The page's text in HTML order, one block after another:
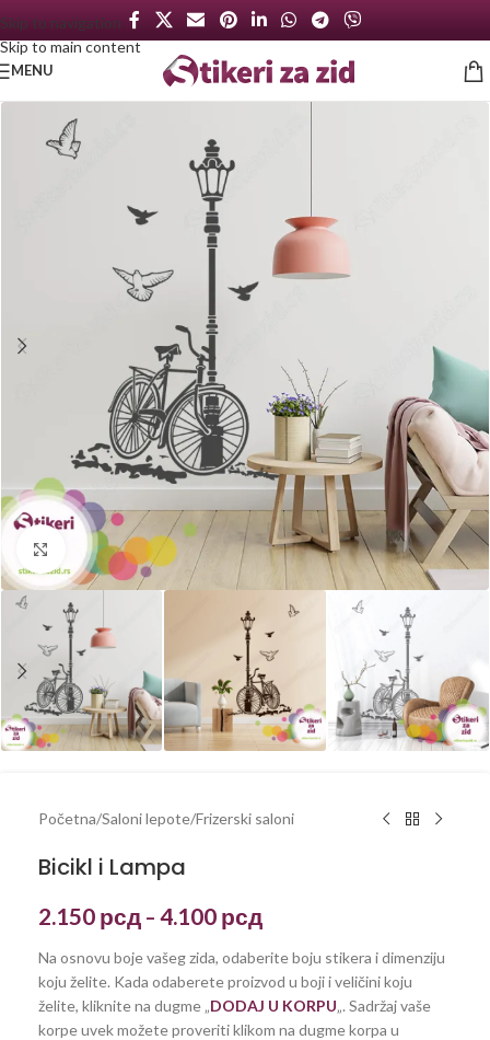
Skip to navigation
Skip to main content
MENU
Kliknite za uvećanje
Početna/Saloni lepote/Frizerski saloni
Bicikl i Lampa
2.150 рсд – 4.100 рсд
Na osnovu boje vašeg zida, odaberite boju stikera i dimenziju
koju želite. Kada odaberete proizvod u boji i veličini koju
želite, kliknite na dugme „DODAJ U KORPU„. Sadržaj vaše
korpe uvek možete proveriti klikom na dugme korpa u